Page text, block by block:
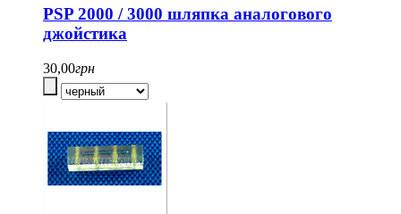
PSP 2000 / 3000 шляпка аналогового
джойстика
30,00грн